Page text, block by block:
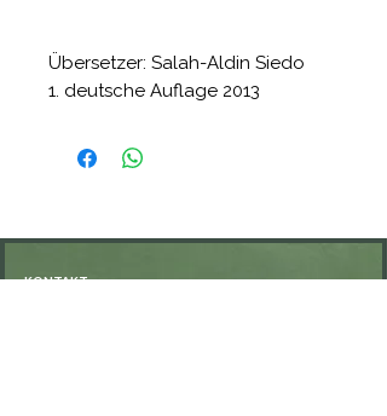
Übersetzer: Salah-Aldin Siedo
1. deutsche Auflage 2013
Format 13 x 19 cm
KONTAKT